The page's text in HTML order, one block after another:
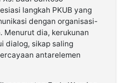
langkah PKUB yang
dengan organisasi-
Menurut dia, kerukunan
dialog, sikap saling
antarelemen